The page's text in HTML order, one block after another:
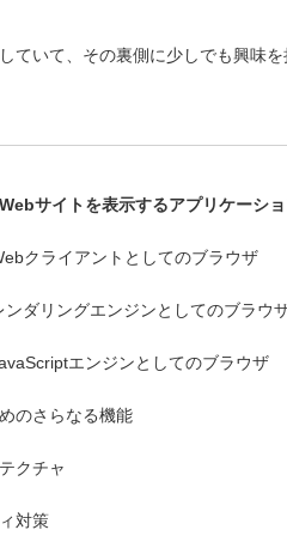
ていて、その裏側に少しでも興味
サイトを表示するアプリケーシ
ライアントとしてのブラウザ
リングエンジンとしてのブラウ
エンジンとしてのブラウザ
のさらなる機能
クチャ
対策